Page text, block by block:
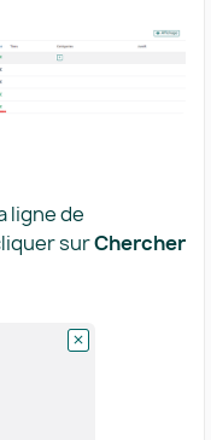
ligne de
surChercher